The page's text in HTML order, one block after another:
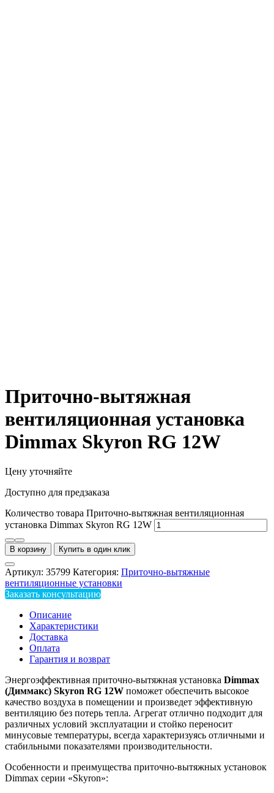
Приточно-вытяжная
вентиляционная установка
Dimmax Skyron RG 12W
Цену уточняйте
Доступно для предзаказа
Количество товара Приточно-вытяжная вентиляционная
установка Dimmax Skyron RG 12W
В корзину Купить в один клик
Артикул: 35799 Категория: Приточно-вытяжные
вентиляционные установки
Заказать консультацию
Описание
Характеристики
Доставка
Оплата
Гарантия и возврат
Энергоэффективная приточно-вытяжная установка Dimmax
(Диммакс) Skyron RG 12W поможет обеспечить высокое
качество воздуха в помещении и произведет эффективную
вентиляцию без потерь тепла. Агрегат отлично подходит для
различных условий эксплуатации и стойко переносит
минусовые температуры, всегда характеризуясь отличными и
стабильными показателями производительности.
Особенности и преимущества приточно-вытяжных установок
Dimmax серии «Skyron»: